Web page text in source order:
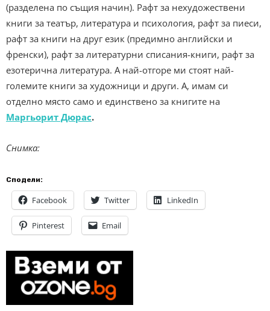
(разделена по същия начин). Рафт за нехудожествени
книги за театър, литература и психология, рафт за пиеси,
рафт за книги на друг език (предимно английски и
френски), рафт за литературни списания-книги, рафт за
езотерична литература. А най-отгоре ми стоят най-
големите книги за художници и други. А, имам си
отделно място само и единствено за книгите на
Маргьорит Дюрас.
Снимка:
Сподели:
Facebook Twitter LinkedIn
Pinterest Email